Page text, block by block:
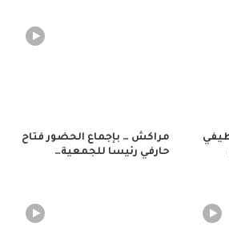
مراكش … بإجماع الحضور فتاح
حارفي رئيسا للجمعية…